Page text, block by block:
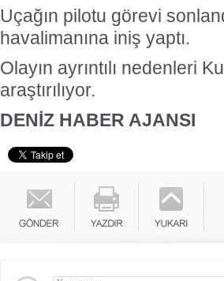
Uçağın pilotu görevi
havalimanına iniş yaptı.
Olayın ayrıntılı nedenleri
araştırılıyor.
DENİZ HABER AJANSI